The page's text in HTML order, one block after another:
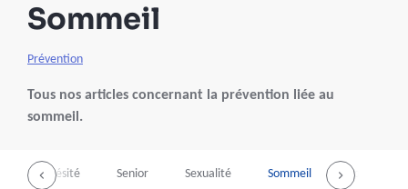
Sommeil
Prévention
Tous nos articles concernant la prévention liée au
sommeil.
Obésité Senior Sexualité Sommeil Sport